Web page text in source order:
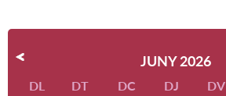
JUNY 2026
DL DT DC DJ DV